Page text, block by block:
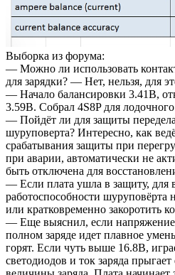
Выборка из форума:
— Можно ли использовать
для зарядки? — Нет, нельзя, для
— Начало балансировки 3.41В,
3.59В. Собрал 4S8P для
— Пойдёт ли для защиты
шуруповерта? Интересно, как
срабатывания защиты при
при аварии, автоматически не
быть отключена для
— Если плата ушла в защиту, для
работоспособности шуруповёрта
или кратковременно закоротить
— Еще выяснил, если напряжение
полном заряде идет плавное
горят. Если чуть выше 16.8В,
светодиодов и ток заряда